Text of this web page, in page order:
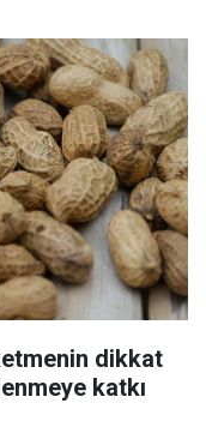
dikkat
katkı